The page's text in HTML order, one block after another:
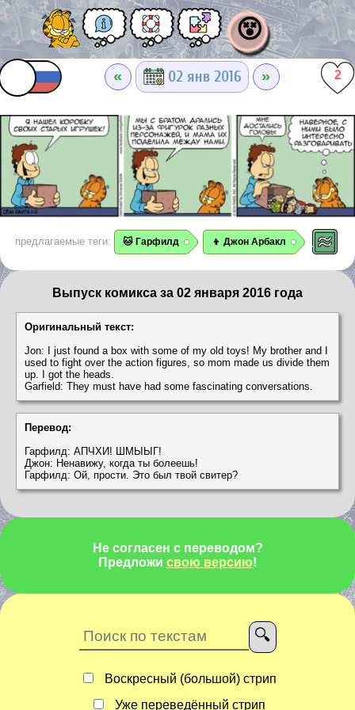
😵
« 02 янв 2016 » 2
предлагаемые теги: 🐱 Гарфилд 👦 Джон Арбакл
Выпуск комикса за 02 января 2016 года
Оригинальный текст:
Jon: I just found a box with some of my old toys! My brother and I
used to fight over the action figures, so mom made us divide them
up. I got the heads.
Garfield: They must have had some fascinating conversations.
Перевод:
Гарфилд: АПЧХИ! ШМЫЫГ!
Джон: Ненавижу, когда ты болеешь!
Гарфилд: Ой, прости. Это был твой свитер?
Не согласен с переводом?
Предложи свою версию!
Воскресный (большой) стрип
Уже переведённый стрип